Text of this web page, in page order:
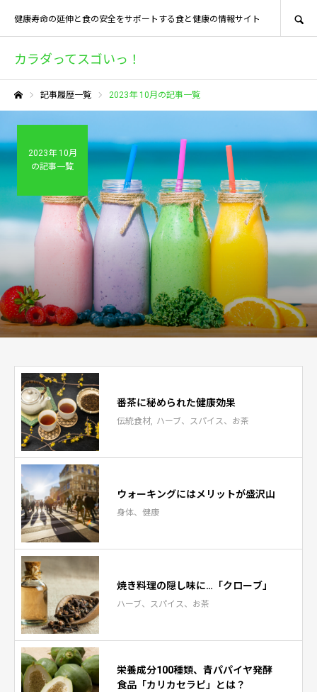
カラダってスゴいっ！
健康寿命の延伸と食の安全をサポートする食と健康の情報サイト
記事履歴一覧 2023年 10月の記事一覧
2023年 10月
の記事一覧
番茶に秘められた健康効果
伝統食材 ハーブ、スパイス、お茶
ウォーキングにはメリットが盛沢山
身体、健康
焼き料理の隠し味に…「クローブ」
ハーブ、スパイス、お茶
栄養成分100種類、青パパイヤ発酵
食品「カリカセラピ」とは？